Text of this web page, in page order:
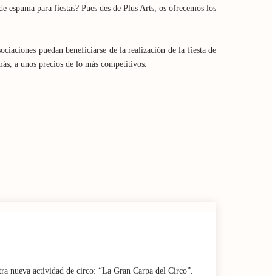
para fiestas? Pues des de Plus Arts, os ofrecemos los
puedan beneficiarse de la realización de la fiesta de
a unos precios de lo más competitivos.
nueva actividad de circo: “La Gran Carpa del Circo”.